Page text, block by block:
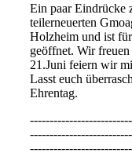
Ein paar Eindrücke
teilerneuerten
Holzheim und ist
geöffnet. Wir
21.Juni feiern wir
Lasst euch
Ehrentag.
--------------------------